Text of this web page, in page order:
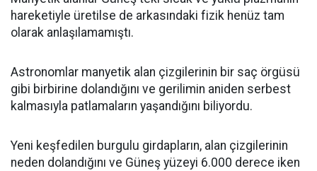
hareketiyle üretilse de arkasındaki fizik henüz tam
olarak anlaşılamamıştı.
Astronomlar manyetik alan çizgilerinin bir saç örgüsü
gibi birbirine dolandığını ve gerilimin aniden serbest
kalmasıyla patlamaların yaşandığını biliyordu.
Yeni keşfedilen burgulu girdapların, alan çizgilerinin
neden dolandığını ve Güneş yüzeyi 6.000 derece iken